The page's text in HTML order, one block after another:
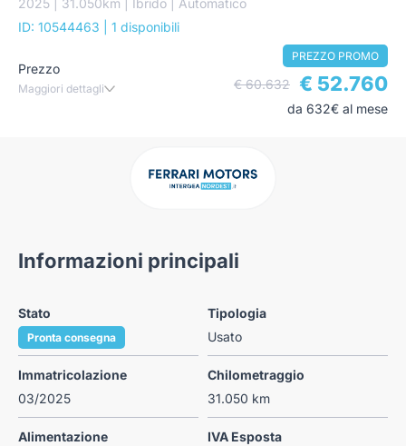
ID: 10544463
| 1 disponibili
Prezzo
Maggiori dettagli
PREZZO PROMO
€ 60.632 € 52.760
da 632€ al mese
Informazioni principali
Stato
Pronta consegna
Tipologia
Usato
Immatricolazione
03/2025
Chilometraggio
31.050 km
Alimentazione
IVA Esposta